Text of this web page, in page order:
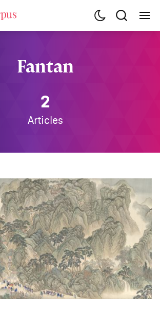
Fantan
2
Articles